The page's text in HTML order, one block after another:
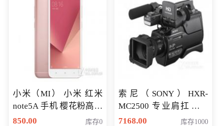
小米（MI） 小米 红米
note5A 手机 樱花粉高配
版 全网通(3G+32G)
850.00 库存0
索尼（SONY）HXR-
MC2500 专业肩扛式存
储卡全高清摄录一体机
7168.00 库存1000